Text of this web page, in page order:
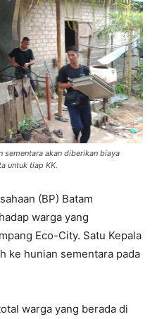
sementara akan diberikan biaya
untuk tiap KK.
(BP) Batam
warga yang
Eco-City. Satu Kepala
ke hunian sementara pada
warga yang berada di